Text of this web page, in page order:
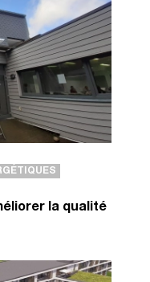
la qualité